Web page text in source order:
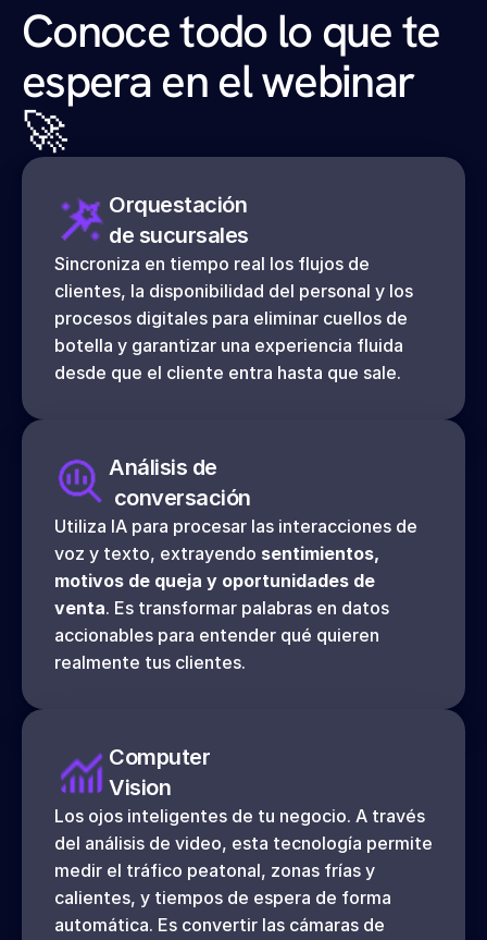
Conoce todo lo que te
espera en el webinar
🚀
Orquestación
de sucursales
Sincroniza en tiempo real los flujos de
clientes, la disponibilidad del personal y los
procesos digitales para eliminar cuellos de
botella y garantizar una experiencia fluida
desde que el cliente entra hasta que sale.
Análisis de
conversación
Utiliza IA para procesar las interacciones de
voz y texto, extrayendo sentimientos,
motivos de queja y oportunidades de
venta. Es transformar palabras en datos
accionables para entender qué quieren
realmente tus clientes.
Computer
Vision
Los ojos inteligentes de tu negocio. A través
del análisis de video, esta tecnología permite
medir el tráfico peatonal, zonas frías y
calientes, y tiempos de espera de forma
automática. Es convertir las cámaras de